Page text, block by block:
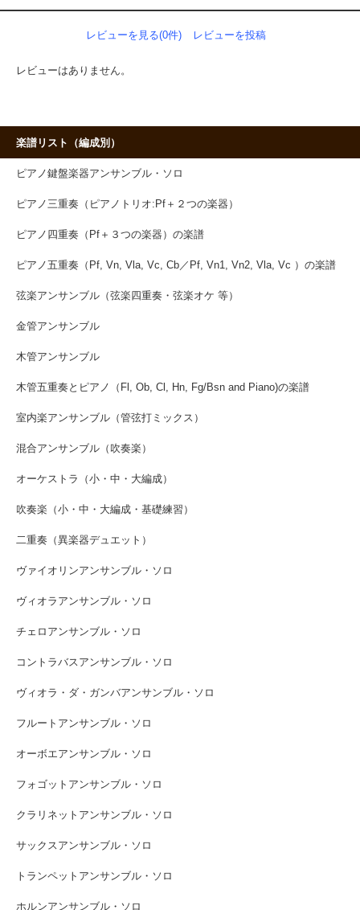
レビューを見る(0件) レビューを投稿
レビューはありません。
楽譜リスト（編成別）
ピアノ鍵盤楽器アンサンブル・ソロ
ピアノ三重奏（ピアノトリオ:Pf＋２つの楽器）
ピアノ四重奏（Pf＋３つの楽器）の楽譜
ピアノ五重奏（Pf, Vn, Vla, Vc, Cb／Pf, Vn1, Vn2, Vla, Vc ）の楽譜
弦楽アンサンブル（弦楽四重奏・弦楽オケ 等）
金管アンサンブル
木管アンサンブル
木管五重奏とピアノ（Fl, Ob, Cl, Hn, Fg/Bsn and Piano)の楽譜
室内楽アンサンブル（管弦打ミックス）
混合アンサンブル（吹奏楽）
オーケストラ（小・中・大編成）
吹奏楽（小・中・大編成・基礎練習）
二重奏（異楽器デュエット）
ヴァイオリンアンサンブル・ソロ
ヴィオラアンサンブル・ソロ
チェロアンサンブル・ソロ
コントラバスアンサンブル・ソロ
ヴィオラ・ダ・ガンバアンサンブル・ソロ
フルートアンサンブル・ソロ
オーボエアンサンブル・ソロ
フォゴットアンサンブル・ソロ
クラリネットアンサンブル・ソロ
サックスアンサンブル・ソロ
トランペットアンサンブル・ソロ
ホルンアンサンブル・ソロ